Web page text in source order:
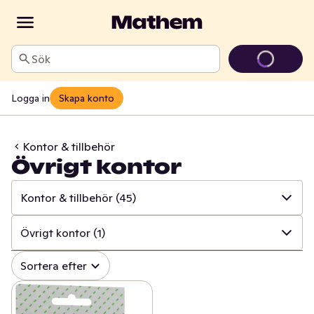
Sök
Logga in Skapa konto
Kontor & tillbehör
Övrigt kontor
Kontor & tillbehör (45)
✓ Alla (1004)
✓ Hushålls- & toapapper
✓ Disk & städ (208)
Övrigt kontor (1)
✓ Alla (45)
✓ Inslagspapper & band
Sortera efter